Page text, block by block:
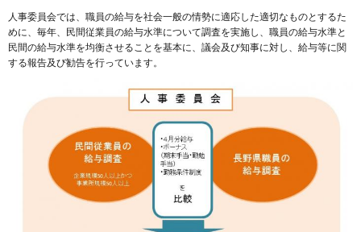
人事委員会では、職員の給与を社会一般の情勢に適応した適切なものとするた
めに、毎年、民間従業員の給与水準について調査を実施し、職員の給与水準と
民間の給与水準を均衡させることを基本に、議会及び知事に対し、給与等に関
する報告及び勧告を行っています。